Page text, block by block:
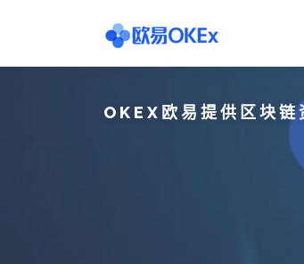
OKEX欧易提供区块